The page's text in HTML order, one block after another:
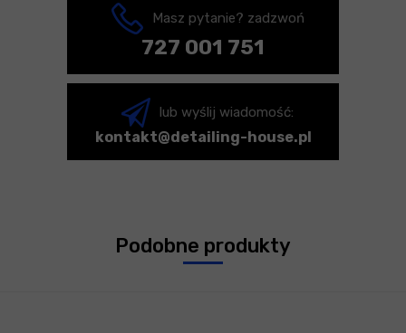
Masz pytanie? zadzwoń
727 001 751
lub wyślij wiadomość:
kontakt@detailing-house.pl
Podobne produkty